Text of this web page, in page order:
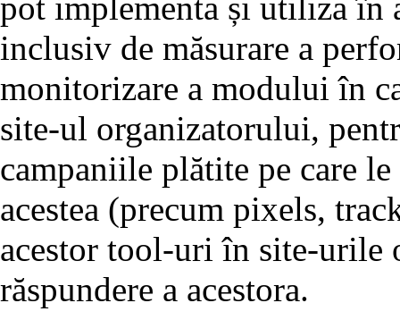
pot implementa și utiliza în
inclusiv de măsurare a
monitorizare a modului în
site-ul organizatorului,
campaniile plătite pe care
acestea (precum pixels,
acestor tool-uri în site-urile
răspundere a acestora.